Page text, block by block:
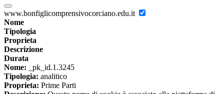
www.bonfiglicomprensivocorciano.edu.it
Nome
Tipologia
Proprieta
Descrizione
Durata
Nome: _pk_id.1.3245
Tipologia: analitico
Proprieta: Prime Parti